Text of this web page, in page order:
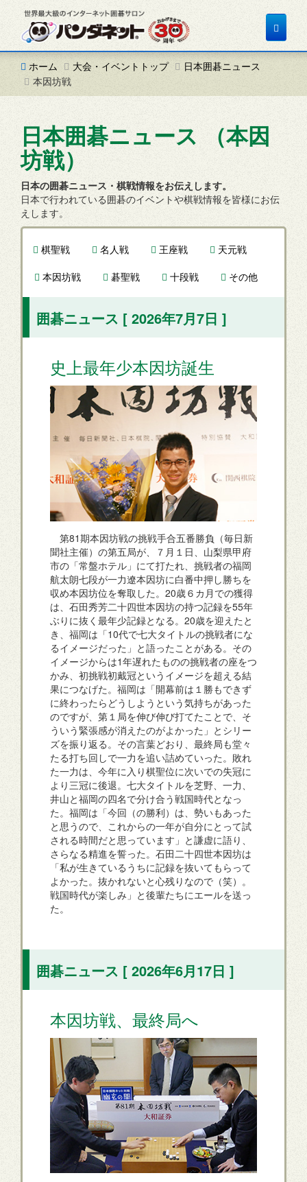
Toggle
ホーム
大会・イベントトップ
日本囲碁ニュース
本因坊戦
日本囲碁ニュース （本因
坊戦）
日本の囲碁ニュース・棋戦情報をお伝えします。
日本で行われている囲碁のイベントや棋戦情報を皆様にお伝
えします。
棋聖戦 名人戦 王座戦
天元戦
本因坊戦
碁聖戦 十段戦 その他
囲碁ニュース [ 2026年7月7日 ]
史上最年少本因坊誕生
第81期本因坊戦の挑戦手合五番勝負（毎日新
聞社主催）の第五局が、７月１日、山梨県甲府
市の「常盤ホテル」にて打たれ、挑戦者の福岡
航太朗七段が一力遼本因坊に白番中押し勝ちを
収め本因坊位を奪取した。20歳６カ月での獲得
は、石田秀芳二十四世本因坊の持つ記録を55年
ぶりに抜く最年少記録となる。20歳を迎えたと
き、福岡は「10代で七大タイトルの挑戦者にな
るイメージだった」と語ったことがある。その
イメージからは1年遅れたものの挑戦者の座をつ
かみ、初挑戦初戴冠というイメージを超える結
果につなげた。福岡は「開幕前は１勝もできず
に終わったらどうしようという気持ちがあった
のですが、第１局を伸び伸び打てたことで、そ
ういう緊張感が消えたのがよかった」とシリー
ズを振り返る。その言葉どおり、最終局も堂々
たる打ち回しで一力を追い詰めていった。敗れ
た一力は、今年に入り棋聖位に次いでの失冠に
より三冠に後退。七大タイトルを芝野、一力、
井山と福岡の四名で分け合う戦国時代となっ
た。福岡は「今回（の勝利）は、勢いもあった
と思うので、これからの一年が自分にとって試
される時間だと思っています」と謙虚に語り、
さらなる精進を誓った。石田二十四世本因坊は
「私が生きているうちに記録を抜いてもらって
よかった。抜かれないと心残りなので（笑）。
戦国時代が楽しみ」と後輩たちにエールを送っ
た。
囲碁ニュース [ 2026年6月17日 ]
本因坊戦、最終局へ